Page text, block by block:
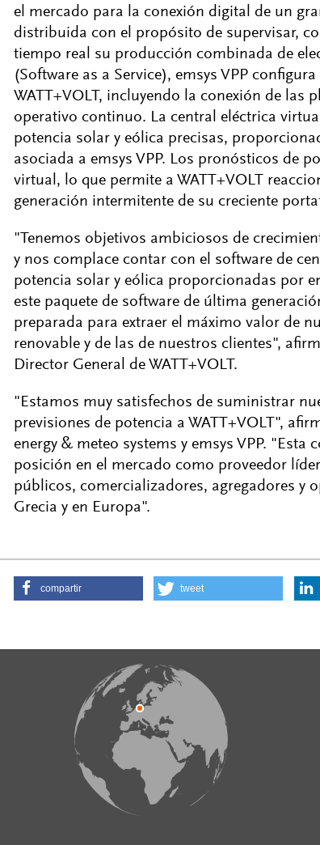
el mercado para la conexión digital de un
distribuida con el propósito de supervisar,
tiempo real su producción combinada de
(Software as a Service), emsys VPP
WATT+VOLT, incluyendo la conexión de
operativo continuo. La central eléctrica
potencia solar y eólica precisas,
asociada a emsys VPP. Los pronósticos de
virtual, lo que permite a WATT+VOLT
generación intermitente de su creciente
"Tenemos objetivos ambiciosos de
y nos complace contar con el software de
potencia solar y eólica proporcionadas por
este paquete de software de última
preparada para extraer el máximo valor de
renovable y de las de nuestros clientes",
Director General de WATT+VOLT.
"Estamos muy satisfechos de suministrar
previsiones de potencia a WATT+VOLT",
energy & meteo systems y emsys VPP.
posición en el mercado como proveedor
públicos, comercializadores, agregadores y
Grecia y en Europa".
compartir tweet